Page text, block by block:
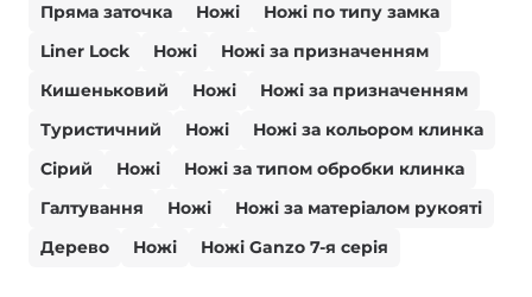
Пряма заточка
Ножі
Ножі по типу замка
Liner Lock
Ножі
Ножі за призначенням
Кишеньковий
Ножі
Ножі за призначенням
Туристичний
Ножі
Ножі за кольором клинка
Сірий
Ножі
Ножі за типом обробки клинка
Галтування
Ножі
Ножі за матеріалом рукояті
Дерево
Ножі Ножі Ganzo 7-я серія